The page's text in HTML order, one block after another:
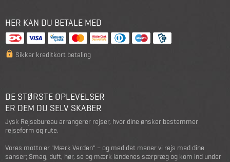
HER KAN DU BETALE MED
Sikker kreditkort betaling
DE STØRSTE OPLEVELSER
ER DEM DU SELV SKABER
Jysk Rejsebureau arrangerer rejser, hvor dine ønsker bestemmer
rejseform og rute.
Vores motto er "Mærk Verden" – og med det mener vi rejs med dine
sanser; Smag, duft, hør, se og mærk landenes særpræg og kom ind under